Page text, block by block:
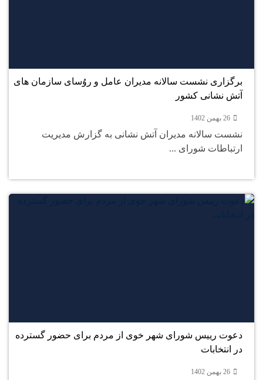
برگزاری نشست سالانه مدیران عامل و روُسای سازمان های
آتش نشانی کشور
26 بهمن 1402
نشست سالانه مدیران آتش نشانی به گزارش مدیریت
ارتباطات شورای ...
دعوت رییس شورای شهر خوی از مردم برای حضور گسترده
در انتخابات
26 بهمن 1402